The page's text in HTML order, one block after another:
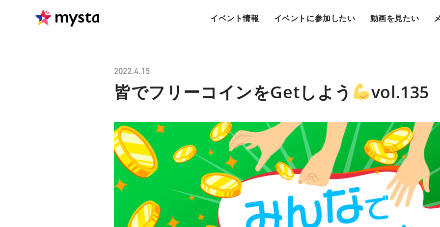
イベント情報 イベントに参加したい 動画を見たい
2022.4.15
皆でフリーコインをGetしよう vol.135